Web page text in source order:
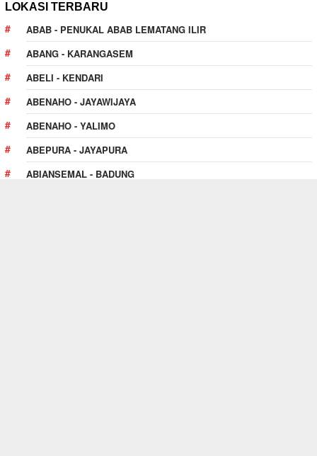
LOKASI TERBARU
ABAB - PENUKAL ABAB LEMATANG ILIR
ABANG - KARANGASEM
ABELI - KENDARI
ABENAHO - JAYAWIJAYA
ABENAHO - YALIMO
ABEPURA - JAYAPURA
ABIANSEMAL - BADUNG